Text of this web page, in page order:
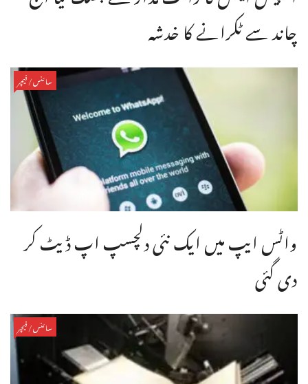
چاند سے ٹکرانے کا خدشہ
سائنس/فیچر
واٹس ایپ میں ایک نئی دلچسپ اپ ڈیٹ کر
دی گئی
سائنس/فیچر